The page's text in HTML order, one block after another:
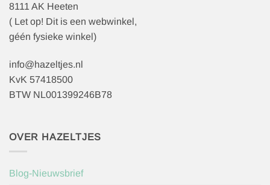
8111 AK Heeten
( Let op! Dit is een webwinkel,
géén fysieke winkel)
info@hazeltjes.nl
KvK 57418500
BTW NL001399246B78
OVER HAZELTJES
Blog-Nieuwsbrief